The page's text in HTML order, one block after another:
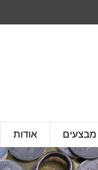
מבצעים אודות